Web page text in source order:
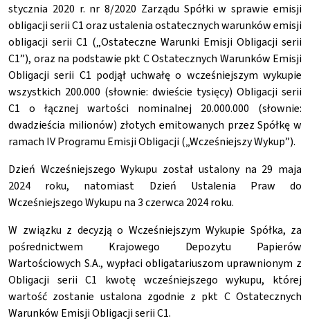
stycznia 2020 r. nr 8/2020 Zarządu Spółki w sprawie emisji
obligacji serii C1 oraz ustalenia ostatecznych warunków emisji
obligacji serii C1 („Ostateczne Warunki Emisji Obligacji serii
C1”), oraz na podstawie pkt C Ostatecznych Warunków Emisji
Obligacji serii C1 podjął uchwałę o wcześniejszym wykupie
wszystkich 200.000 (słownie: dwieście tysięcy) Obligacji serii
C1 o łącznej wartości nominalnej 20.000.000 (słownie:
dwadzieścia milionów) złotych emitowanych przez Spółkę w
ramach IV Programu Emisji Obligacji („Wcześniejszy Wykup”).
Dzień Wcześniejszego Wykupu został ustalony na 29 maja
2024 roku, natomiast Dzień Ustalenia Praw do
Wcześniejszego Wykupu na 3 czerwca 2024 roku.
W związku z decyzją o Wcześniejszym Wykupie Spółka, za
pośrednictwem Krajowego Depozytu Papierów
Wartościowych S.A., wypłaci obligatariuszom uprawnionym z
Obligacji serii C1 kwotę wcześniejszego wykupu, której
wartość zostanie ustalona zgodnie z pkt C Ostatecznych
Warunków Emisji Obligacji serii C1.